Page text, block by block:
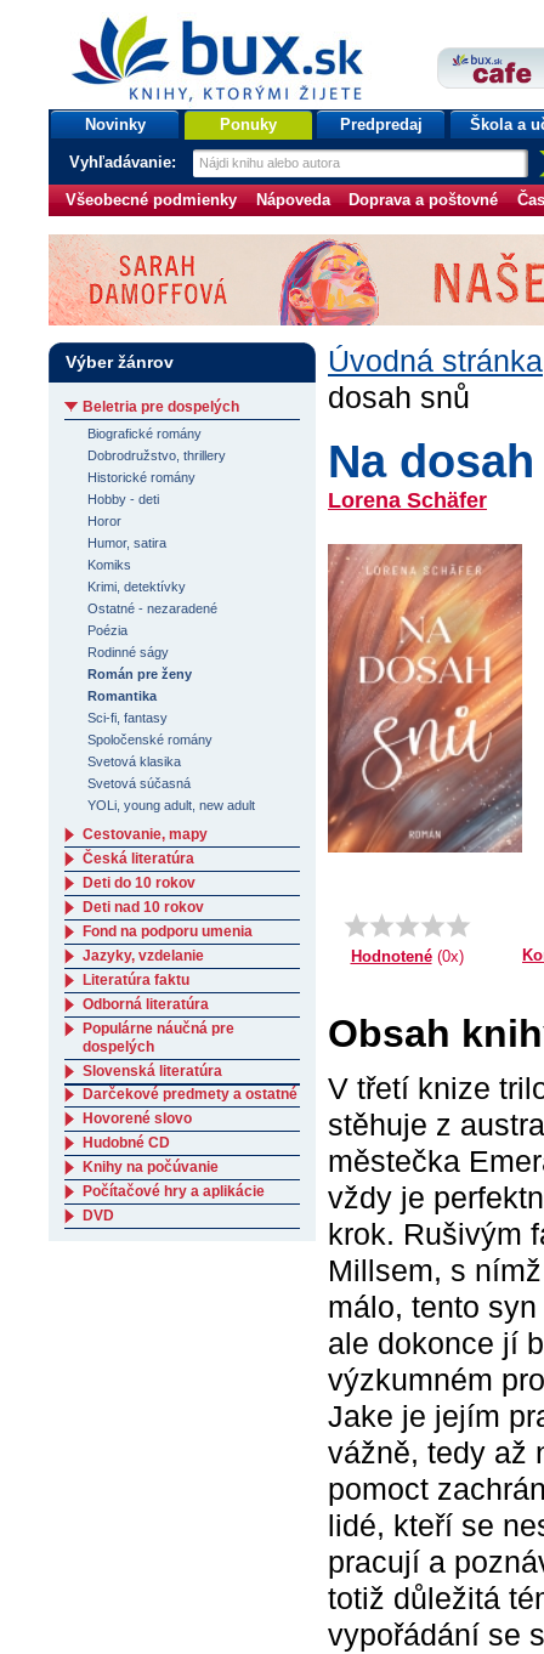
bux.sk
knihy, ktorými žijete
Úvodná stránka
Novinky Ponuky Predpredaj Škola a
Vyhľadávanie:
Všeobecné podmienky Nápoveda Doprava a poštovné
Úvodná stránka
dosah snů
Na
Lorena Schäfer
Hodnotené(0x)
Obsah
V třetí knize
stěhuje z
městečka
vždy je
krok. Rušivým
Millsem, s
málo, tento
ale dokonce jí
výzkumném
Jake je jejím
vážně, tedy až
pomoct
lidé, kteří se
pracují a
totiž důležitá
vypořádání se
Výber žánrov
Beletria pre dospelých
Biografické romány
Dobrodružstvo, thrillery
Historické romány
Hobby - deti
Horor
Humor, satira
Komiks
Krimi, detektívky
Ostatné - nezaradené
Poézia
Rodinné ságy
Román pre ženy
Romantika
Sci-fi, fantasy
Spoločenské romány
Svetová klasika
Svetová súčasná
YOLi, young adult, new adult
Cestovanie, mapy
Česká literatúra
Deti do 10 rokov
Deti nad 10 rokov
Fond na podporu umenia
Jazyky, vzdelanie
Literatúra faktu
Odborná literatúra
Populárne náučná pre
dospelých
Slovenská literatúra
Darčekové predmety a ostatné
Hovorené slovo
Hudobné CD
Knihy na počúvanie
Počítačové hry a aplikácie
DVD